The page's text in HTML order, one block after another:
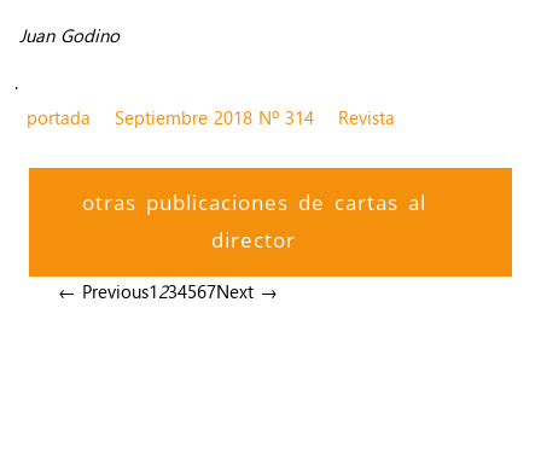
Juan Godino
.
portada
Septiembre 2018 Nº 314 Revista
otras publicaciones de cartas al
director
← Previous1234567Next →